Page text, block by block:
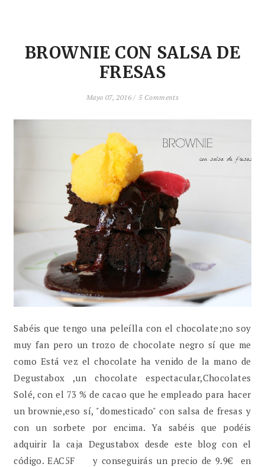
BROWNIE CON SALSA DE
FRESAS
Mayo 07, 2016 / 5 Comments
Sabéis que tengo una peleílla con el chocolate;no soy
muy fan pero un trozo de chocolate negro sí que me
como Está vez el chocolate ha venido de la mano de
Degustabox ,un chocolate espectacular,Chocolates
Solé, con el 73 % de cacao que he empleado para hacer
un brownie,eso sí, "domesticado" con salsa de fresas y
con un sorbete por encima. Ya sabéis que podéis
adquirir la caja Degustabox desde este blog con el
código. EAC5F y conseguirás un precio de 9.9€ en